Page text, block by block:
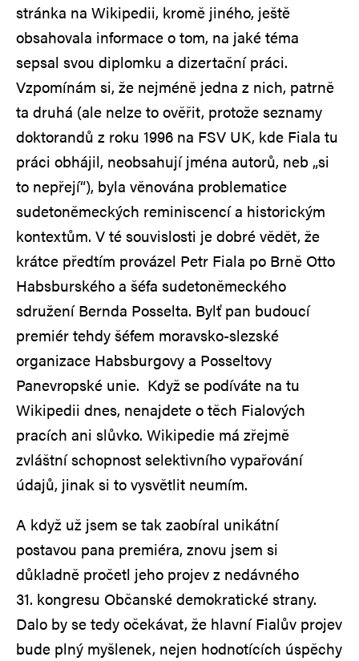
stránka na Wikipedii, kromě jiného, ještě
obsahovala informace o tom, na jaké téma
sepsal svou diplomku a dizertační práci.
Vzpomínám si, že nejméně jedna z nich, patrně
ta druhá (ale nelze to ověřit, protože seznamy
doktorandů z roku 1996 na FSV UK, kde Fiala tu
práci obhájil, neobsahují jména autorů, neb „si
to nepřejí“), byla věnována problematice
sudetoněmeckých reminiscencí a historickým
kontextům. V té souvislosti je dobré vědět, že
krátce předtím provázel Petr Fiala po Brně Otto
Habsburského a šéfa sudetoněmeckého
sdružení Bernda Posselta. Bylť pan budoucí
premiér tehdy šéfem moravsko-slezské
organizace Habsburgovy a Posseltovy
Panevropské unie. Když se podíváte na tu
Wikipedii dnes, nenajdete o těch Fialových
pracích ani slůvko. Wikipedie má zřejmě
zvláštní schopnost selektivního vypařování
údajů, jinak si to vysvětlit neumím.
A když už jsem se tak zaobíral unikátní
postavou pana premiéra, znovu jsem si
důkladně pročetl jeho projev z nedávného
31. kongresu Občanské demokratické strany.
Dalo by se tedy očekávat, že hlavní Fialův projev
bude plný myšlenek, nejen hodnotících úspěchy